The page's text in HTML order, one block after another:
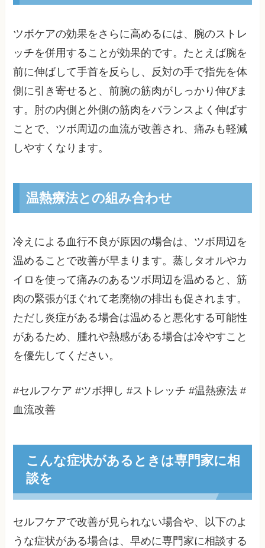
ツボケアの効果をさらに高めるには、腕のストレ
ッチを併用することが効果的です。たとえば腕を
前に伸ばして手首を反らし、反対の手で指先を体
側に引き寄せると、前腕の筋肉がしっかり伸びま
す。肘の内側と外側の筋肉をバランスよく伸ばす
ことで、ツボ周辺の血流が改善され、痛みも軽減
しやすくなります。
温熱療法との組み合わせ
冷えによる血行不良が原因の場合は、ツボ周辺を
温めることで改善が早まります。蒸しタオルやカ
イロを使って痛みのあるツボ周辺を温めると、筋
肉の緊張がほぐれて老廃物の排出も促されます。
ただし炎症がある場合は温めると悪化する可能性
があるため、腫れや熱感がある場合は冷やすこと
を優先してください。
#セルフケア #ツボ押し #ストレッチ #温熱療法 #
血流改善
こんな症状があるときは専門家に相
談を
セルフケアで改善が見られない場合や、以下のよ
うな症状がある場合は、早めに専門家に相談する